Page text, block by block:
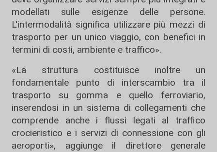
modellati sulle esigenze delle persone.
L'intermodalità significa utilizzare più mezzi di
trasporto per un unico viaggio, con benefici in
termini di costi, ambiente e traffico».
«La struttura costituisce inoltre un
fondamentale punto di interscambio tra il
trasporto su gomma e quello ferroviario,
inserendosi in un sistema di collegamenti che
comprende anche i flussi legati al traffico
crocieristico e i servizi di connessione con gli
aeroporti», aggiunge il direttore generale